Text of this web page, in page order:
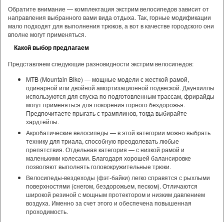
Обратите внимание — комплектация экстрим велосипедов зависит от
направления выбранного вами вида отдыха. Так, горные модификации
мало подходят для выполнения трюков, а вот в качестве городского они
вполне могут применяться.
Какой выбор предлагаем
Представляем следующие разновидности экстрим велосипедов:
MTB (Mountain Bike) — мощные модели с жесткой рамой,
одинарной или двойной амортизационной подвеской. Даунхиллы
используются для спуска по подготовленным трассам, фрирайды
могут применяться для покорения горного бездорожья.
Предпочитаете прыгать с трамплинов, тогда выбирайте
хардтейлы.
Акробатические велосипеды — в этой категории можно выбрать
технику для триала, способную преодолевать любые
препятствия. Отдельная категория — с низкой рамой и
маленькими колесами. Благодаря хорошей балансировке
позволяют выполнять головокружительные трюки.
Велосипеды-вездеходы (фэт-байки) легко справятся с рыхлыми
поверхностями (снегом, бездорожьем, песком). Отличаются
широкой резиной с мощным протектором и низким давлением
воздуха. Именно за счет этого и обеспечена повышенная
проходимость.